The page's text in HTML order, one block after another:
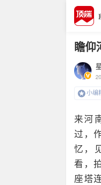
瞻仰
小编
来河
过，
忆，
看，
座塔